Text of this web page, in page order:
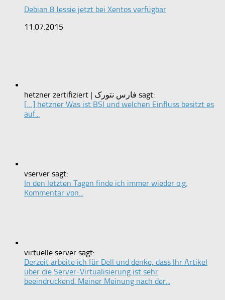
Debian 8 Jessie jetzt bei Xentos verfügbar
11.07.2015
hetzner zertifiziert | فارس نتورک sagt:
[…] hetzner Was ist BSI und welchen Einfluss besitzt es
auf...
vserver sagt:
In den letzten Tagen finde ich immer wieder o.g.
Kommentar von...
virtuelle server sagt:
Derzeit arbeite ich für Dell und denke, dass Ihr Artikel
über die Server-Virtualisierung ist sehr
beeindruckend. Meiner Meinung nach der...